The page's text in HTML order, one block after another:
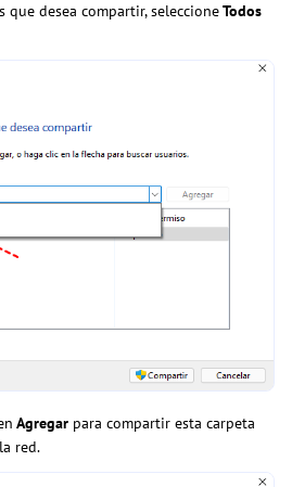
que desea compartir, seleccioneTodos
Agregar para compartir esta carpeta
red.